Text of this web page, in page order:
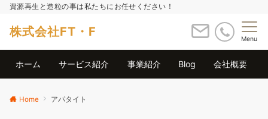
資源再生と造粒の事は私たちにお任せください！
株式会社FT・F Menu
ホーム サービス紹介 事業紹介 Blog 会社概要
Home アパタイト